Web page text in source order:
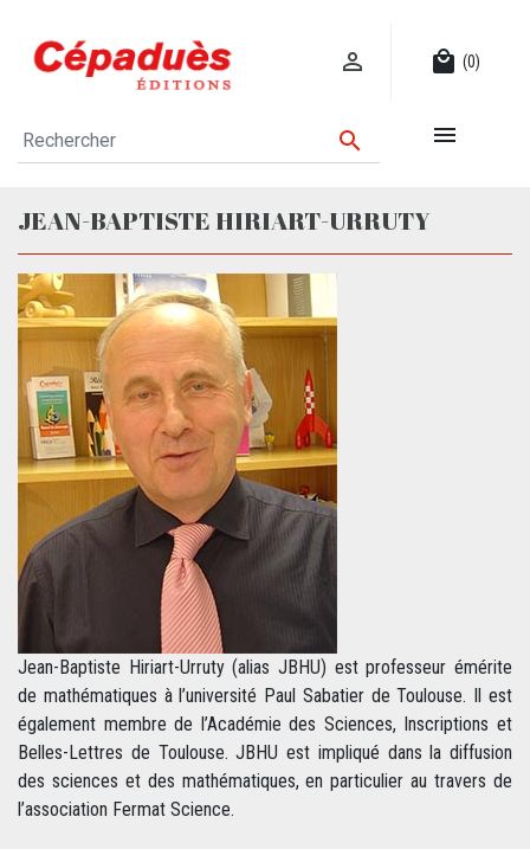
 local_mall (0)
 
JEAN-BAPTISTE HIRIART-URRUTY
Jean-Baptiste Hiriart-Urruty (alias JBHU) est professeur émérite
de mathématiques à l’université Paul Sabatier de Toulouse. Il est
également membre de l’Académie des Sciences, Inscriptions et
Belles-Lettres de Toulouse. JBHU est impliqué dans la diffusion
des sciences et des mathématiques, en particulier au travers de
l’association Fermat Science.